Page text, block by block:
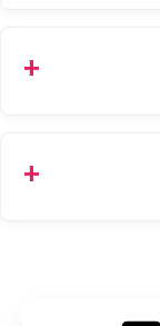
استعلام هستند.
انتخاب کنید و برای شهرستان‌ها بین یک الی ۳ روز کاری از طریق